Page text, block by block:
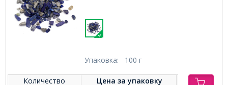
Упаковка: 100 г
Количество Цена заупаковку